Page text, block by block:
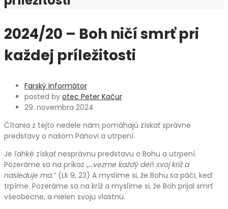
2024/20 – Boh ničí smrť pri
každej príležitosti
Farský informátor
posted by otec Peter Kačur
29. novembra 2024
Čítania z tejto nedele nám pomáhajú získať správne
predstavy o našom Pánovi a utrpení.
Je ľahké získať nesprávnu predstavu o Bohu a utrpení.
Pozeráme sa na príkaz„…vezme každý deň svoj kríž a
nasleduje ma.“(Lk 9, 23) A myslíme si, že Bohu sa páči, keď
trpíme. Pozeráme sa na kríž a myslíme si, že Boh prijal smrť
všeobecne, a nielen svoju vlastnú.